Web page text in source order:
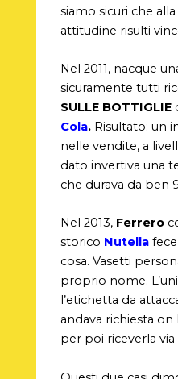
siamo sicuri che
attitudine risulti
Nel 2011, nacque
sicuramente tutti
SULLE BOTTIGLIE
Cola. Risultato: un
nelle vendite, a
dato invertiva una
che durava da ben
Nel 2013, Ferrero
storico Nutella
cosa. Vasetti
proprio nome.
l’etichetta da
andava richiesta on
per poi riceverla via